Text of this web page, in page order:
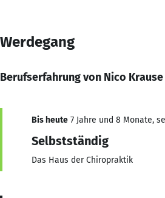
Werdegang
Berufserfahrung von Nico Krause
Bis heute 7 Jahre und 8 Monate,
Selbstständig
Das Haus der Chiropraktik